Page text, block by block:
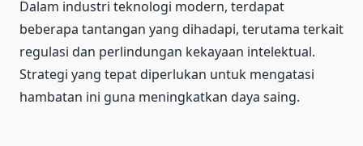
Dalam industri teknologi modern, terdapat
beberapa tantangan yang dihadapi, terutama terkait
regulasi dan perlindungan kekayaan intelektual.
Strategi yang tepat diperlukan untuk mengatasi
hambatan ini guna meningkatkan daya saing.